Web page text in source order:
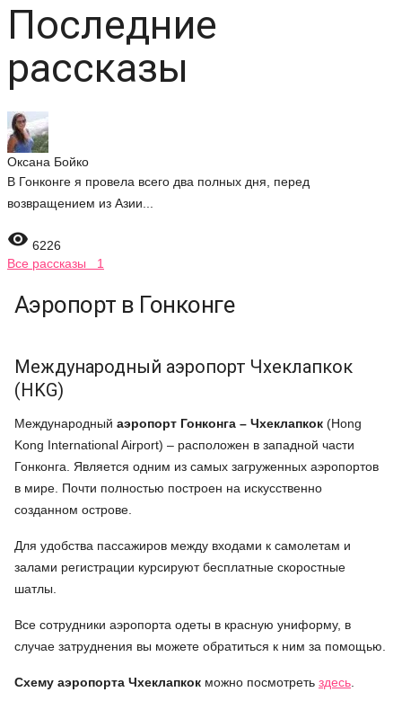
Последние
рассказы
Оксана Бойко
В Гонконге я провела всего два полных дня, перед
возвращением из Азии...
 6226
Все рассказы 1
Аэропорт в Гонконге
Международный аэропорт Чхеклапкок
(HKG)
Международный аэропорт Гонконга – Чхеклапкок (Hong
Kong International Airport) – расположен в западной части
Гонконга. Является одним из самых загруженных аэропортов
в мире. Почти полностью построен на искусственно
созданном острове.
Для удобства пассажиров между входами к самолетам и
залами регистрации курсируют бесплатные скоростные
шатлы.
Все сотрудники аэропорта одеты в красную униформу, в
случае затруднения вы можете обратиться к ним за помощью.
Схему аэропорта Чхеклапкок можно посмотреть здесь